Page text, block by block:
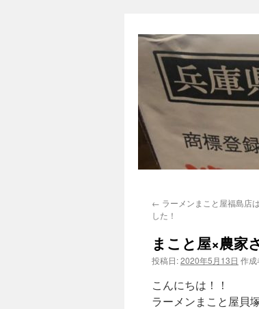
← ラーメンまこと屋福島店
した！
まこと屋×農家
投稿日:2020年5月13日 作成
こんにちは！！
ラーメンまこと屋貝